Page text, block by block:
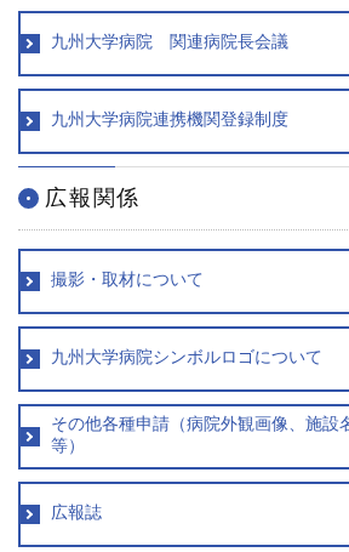
九州大学病院 関連病院長会議
九州大学病院連携機関登録制度
広報関係
撮影・取材について
九州大学病院シンボルロゴについて
その他各種申請（病院外観画像、施
等）
広報誌